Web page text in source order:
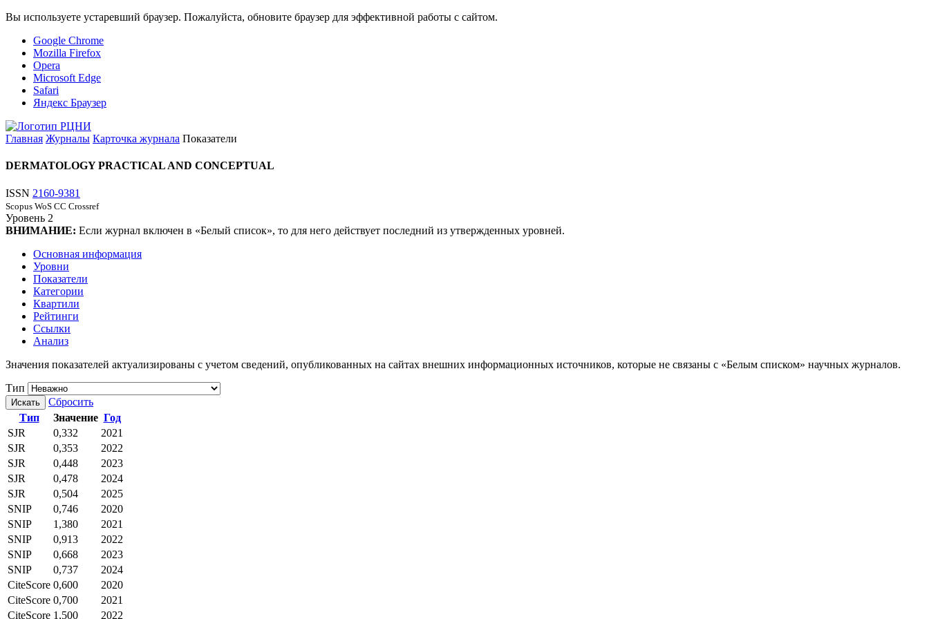
Вы используете устаревший браузер. Пожалуйста, обновите браузер для эффективной работы с сайтом.
Google Chrome
Mozilla Firefox
Opera
Microsoft Edge
Safari
Яндекс Браузер
Главная Журналы Карточка журнала Показатели
DERMATOLOGY PRACTICAL AND CONCEPTUAL
ISSN 2160-9381
Scopus WoS CC Crossref
Уровень 2
ВНИМАНИЕ: Если журнал включен в «Белый список», то для него действует последний из утвержденных уровней.
Основная информация
Уровни
Показатели
Категории
Квартили
Рейтинги
Ссылки
Анализ
Значения показателей актуализированы с учетом сведений, опубликованных на сайтах внешних информационных источников, которые не связаны с «Белым списком» научных журналов.
Тип
Искать
Сбросить
Тип
Значение Год
SJR
0,332
2021
SJR
0,353
2022
SJR
0,448
2023
SJR
0,478
2024
SJR
0,504
2025
SNIP
0,746
2020
SNIP
1,380
2021
SNIP
0,913
2022
SNIP
0,668
2023
SNIP
0,737
2024
CiteScore 0,600
2020
CiteScore 0,700
2021
CiteScore 1,500 2022